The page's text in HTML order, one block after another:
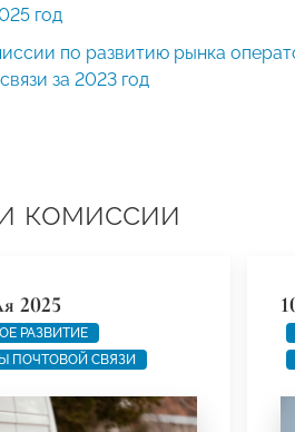
год
по развитию рынка
за 2023 год
комиссии
2025
РАЗВИТИЕ
ПОЧТОВОЙ СВЯЗИ